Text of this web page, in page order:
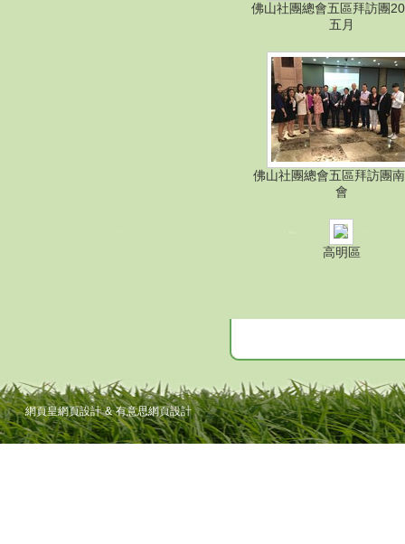
佛山社團總會五區拜訪團
五月
佛山社團總會五區拜訪團
會
高明區
網頁皇網頁設計 & 有意思網頁設計